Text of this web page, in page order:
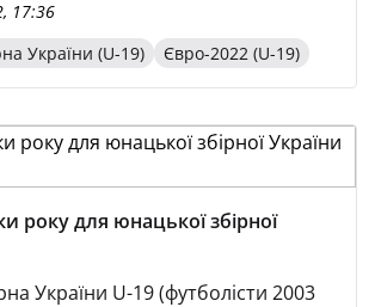
17:36
України (U-19)
Євро-2022 (U-19)
року для юнацької збірної
України U-19 (футболісти 2003